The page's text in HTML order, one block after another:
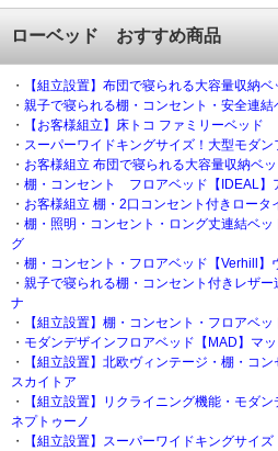
ローベッド おすすめ商品
・
【組立設置】布団で寝られる大容量収納
・ 親子で寝られる棚・コンセント・安全連
・
【お客様組立】床トコ ファミリーベッド
・ スーパーワイドキングサイズ！大型モダ
・ お客様組立 布団で寝られる大容量収納ベ
・ 棚・コンセント フロアベッド【IDEAL】
・ お客様組立 棚・2口コンセント付きロー
・ 棚・照明・コンセント・ロング丈連結ベ
グ
・ 棚・コンセント・フロアベッド【Verhill】
・ 親子で寝られる棚・コンセント付きレザ
ナ
・
【組立設置】棚・コンセント・フロアベ
・ モダンデザインフロアベッド【MAD】マ
・
【組立設置】北欧ヴィンテージ・棚・コ
スカイトア
・
【組立設置】リクライニング機能・モダ
ネプトゥーノ
・
【組立設置】スーパーワイドキングサイ